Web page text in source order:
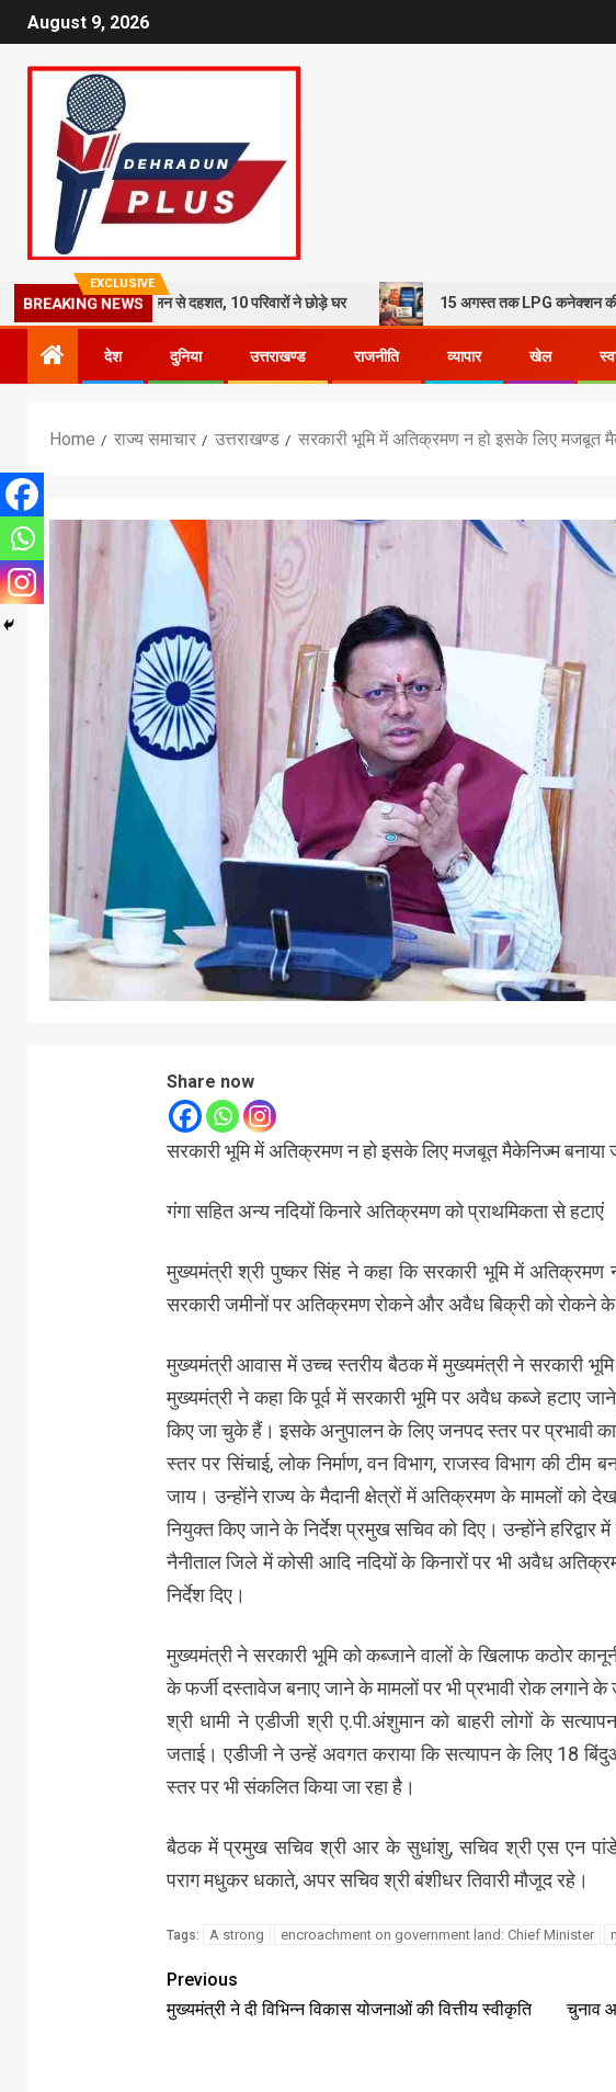
August 9, 2026
EXCLUSIVE
BREAKING NEWS
कहर: भूस्खलन से दहशत, 10 परिवारों ने छोड़े घर 15 अगस्त तक LPG कनेक्शन की e-KYC जरूरी,
देश दुनिया उत्तराखण्ड राजनीति व्यापार खेल
Home राज्य समाचार उत्तराखण्ड सरकारी भूमि में अतिक्रमण न हो इसके लिए मजबूत
Share now
सरकारी भूमि में अतिक्रमण न हो इसके लिए मजबूत मैकेनिज्म बनाया
गंगा सहित अन्य नदियों किनारे अतिक्रमण को प्राथमिकता से हटाएं
मुख्यमंत्री श्री पुष्कर सिंह ने कहा कि सरकारी भूमि में
सरकारी जमीनों पर अतिक्रमण रोकने और अवैध बिक्री को रोकने के
मुख्यमंत्री आवास में उच्च स्तरीय बैठक में मुख्यमंत्री ने सरकारी
मुख्यमंत्री ने कहा कि पूर्व में सरकारी भूमि पर अवैध कब्जे हटाए जाने
किए जा चुके हैं। इसके अनुपालन के लिए जनपद स्तर पर प्रभावी
स्तर पर सिंचाई, लोक निर्माण, वन विभाग, राजस्व विभाग की
जाय। उन्होंने राज्य के मैदानी क्षेत्रों में अतिक्रमण के मामलों को
नियुक्त किए जाने के निर्देश प्रमुख सचिव को दिए। उन्होंने हरिद्वार
नैनीताल जिले में कोसी आदि नदियों के किनारों पर भी अवैध
निर्देश दिए।
मुख्यमंत्री ने सरकारी भूमि को कब्जाने वालों के खिलाफ कठोर
के फर्जी दस्तावेज बनाए जाने के मामलों पर भी प्रभावी रोक लगाने
श्री धामी ने एडीजी श्री ए.पी.अंशुमान को बाहरी लोगों के
जताई। एडीजी ने उन्हें अवगत कराया कि सत्यापन के लिए 18
स्तर पर भी संकलित किया जा रहा है।
बैठक में प्रमुख सचिव श्री आर के सुधांशु, सचिव श्री एस एन
पराग मधुकर धकाते, अपर सचिव श्री बंशीधर तिवारी मौजूद रहे।
Tags: A strong encroachment on government land: Chief Minister
Previous
मुख्यमंत्री ने दी विभिन्न विकास योजनाओं की वित्तीय स्वीकृति
चुनाव